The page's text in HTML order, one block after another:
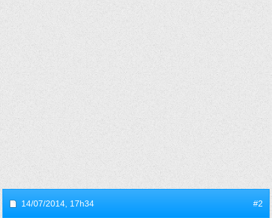
14/07/2014, 17h34 #2